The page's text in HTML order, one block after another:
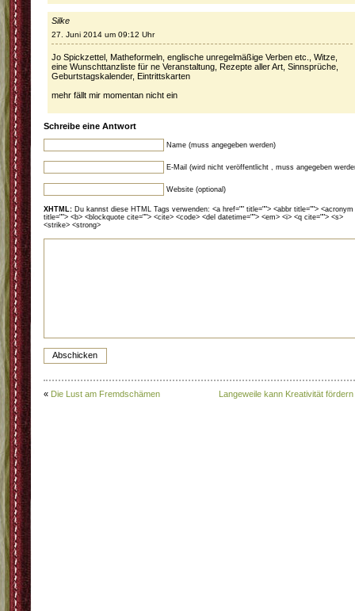
Silke
27. Juni 2014 um 09:12 Uhr
Jo Spickzettel, Matheformeln, englische unregelmäßige Verben etc., Witze,
eine Wunschttanzliste für ne Veranstaltung, Rezepte aller Art, Sinnsprüche,
Geburtstagskalender, Eintrittskarten
mehr fällt mir momentan nicht ein
Schreibe eine Antwort
Name (muss angegeben werden)
E-Mail (wird nicht veröffentlicht , muss angegeben
Website (optional)
XHTML: Du kannst diese HTML Tags verwenden: <a href="" title=""> <abbr title=""> <acronym
title=""> <b> <blockquote cite=""> <cite> <code> <del datetime=""> <em> <i> <q cite=""> <s>
<strike> <strong>
« Die Lust am Fremdschämen Langeweile kann Kreativität fördern